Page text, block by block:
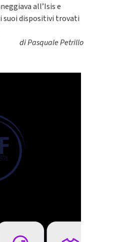
all’Isis e
suoi dispositivi trovati
diPasquale Petrillo